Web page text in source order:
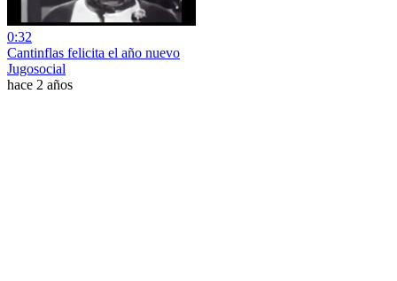
0:32
Cantinflas felicita el año nuevo
Jugosocial
hace 2 años